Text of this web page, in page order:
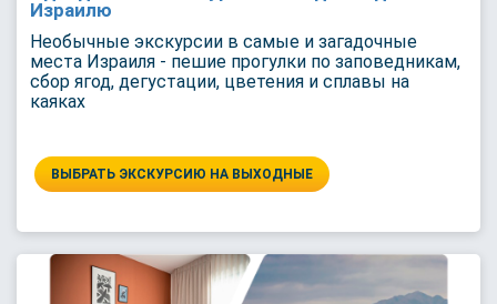
Израилю
Необычные экскурсии в самые и загадочные
места Израиля - пешие прогулки по заповедникам,
сбор ягод, дегустации, цветения и сплавы на
каяках
ВЫБРАТЬ ЭКСКУРСИЮ НА ВЫХОДНЫЕ